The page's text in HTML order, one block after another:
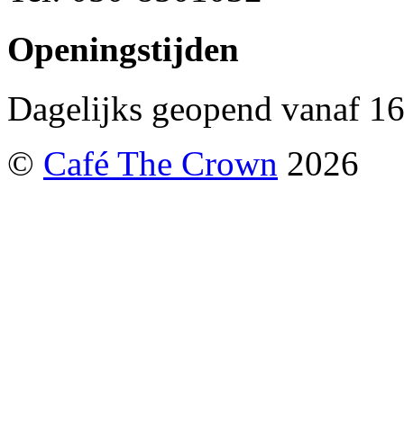
Openingstijden
Dagelijks geopend vanaf
© Café The Crown 2026